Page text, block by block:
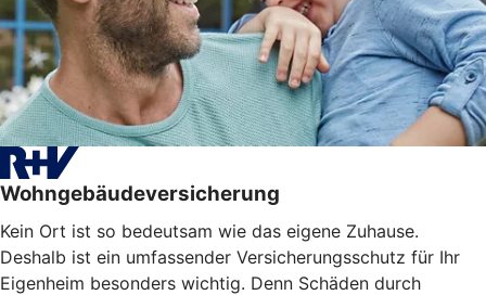
Wohngebäudeversicherung
Kein Ort ist so bedeutsam wie das eigene Zuhause.
Deshalb ist ein umfassender Versicherungsschutz für Ihr
Eigenheim besonders wichtig. Denn Schäden durch